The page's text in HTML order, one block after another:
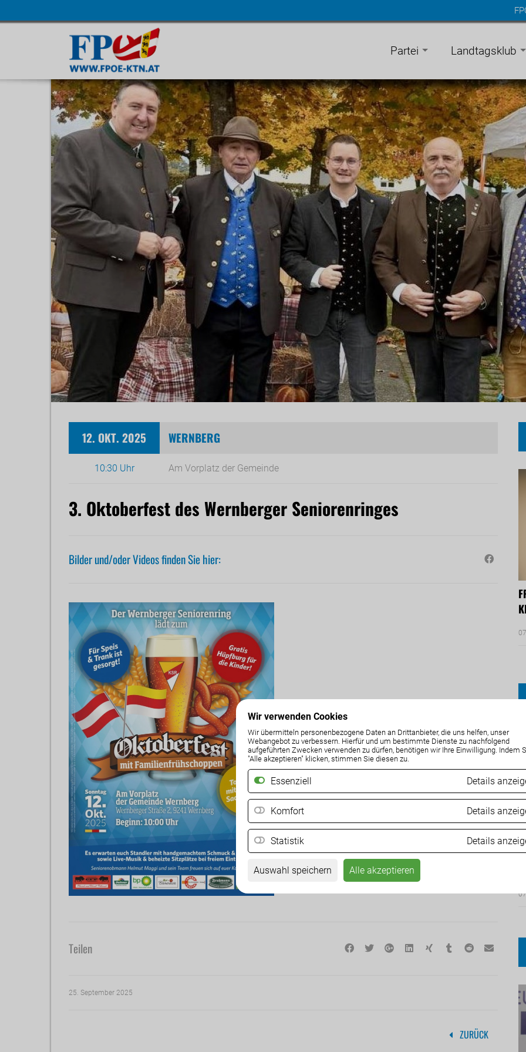
Wir verwenden Cookies
Wir übermitteln personenbezogene Daten an Drittanbieter, die uns helfen, unser
Webangebot zu verbessern. Hierfür und um bestimmte Dienste zu nachfolgend
aufgeführten Zwecken verwenden zu dürfen, benötigen wir Ihre Einwilligung. Indem
"Alle akzeptieren" klicken, stimmen Sie diesen zu.
Essenziell Details
Komfort Details
Statistik Details
Auswahl speichern Alle akzeptieren
Navigation
Partei Landtagsklub
12. OKT. 2025 WERNBERG
10:30 Uhr Am Vorplatz der Gemeinde
3. Oktoberfest des Wernberger Seniorenringes
Bilder und/oder Videos finden Sie hier:
Teilen
25. September 2025
ZURÜCK